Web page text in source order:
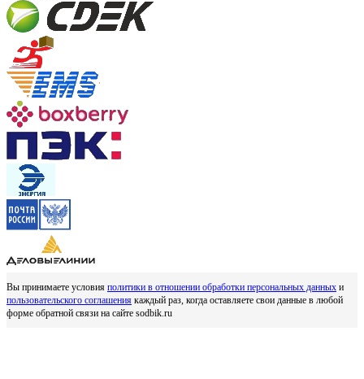
Вы принимаете условия политики в отношении обработки персональных данных и
пользовательского соглашения каждый раз, когда оставляете свои данные в любой
форме обратной связи на сайте sodbik.ru